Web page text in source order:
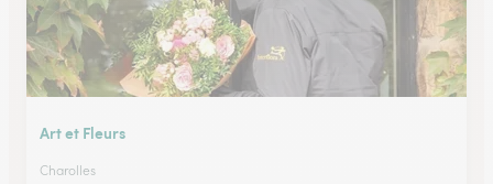
Art et Fleurs
Charolles